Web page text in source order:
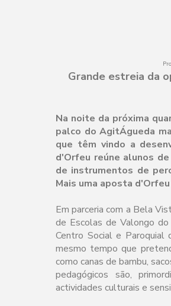
Grande estreia da
Na noite da próxima
palco do AgitÁgueda
que têm vindo a
d'Orfeu reúne alunos
de instrumentos de
Mais uma aposta
Em parceria com a Bela
de Escolas de Valongo
Centro Social e Paroquial
mesmo tempo que
como canas de bambu,
pedagógicos são,
actividades culturais e